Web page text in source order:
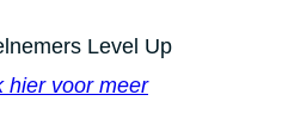
Level Up
hier voor meer